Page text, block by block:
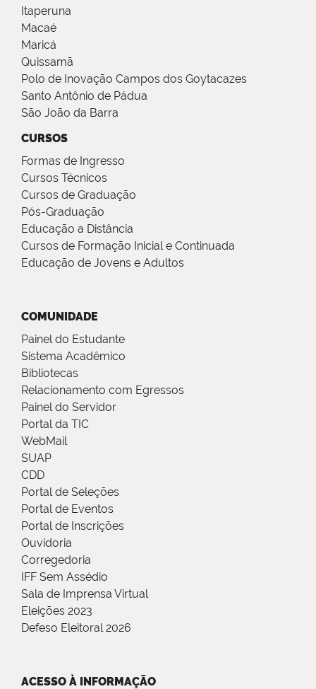
Itaperuna
Macaé
Maricá
Quissamã
Polo de Inovação Campos dos Goytacazes
Santo Antônio de Pádua
São João da Barra
CURSOS
Formas de Ingresso
Cursos Técnicos
Cursos de Graduação
Pós-Graduação
Educação a Distância
Cursos de Formação Inicial e Continuada
Educação de Jovens e Adultos
COMUNIDADE
Painel do Estudante
Sistema Acadêmico
Bibliotecas
Relacionamento com Egressos
Painel do Servidor
Portal da TIC
WebMail
SUAP
CDD
Portal de Seleções
Portal de Eventos
Portal de Inscrições
Ouvidoria
Corregedoria
IFF Sem Assédio
Sala de Imprensa Virtual
Eleições 2023
Defeso Eleitoral 2026
ACESSO À INFORMAÇÃO